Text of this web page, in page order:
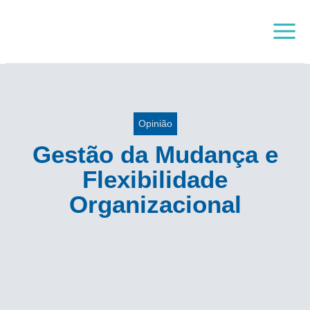
Menu
Opinião
Gestão da Mudança e
Flexibilidade
Organizacional